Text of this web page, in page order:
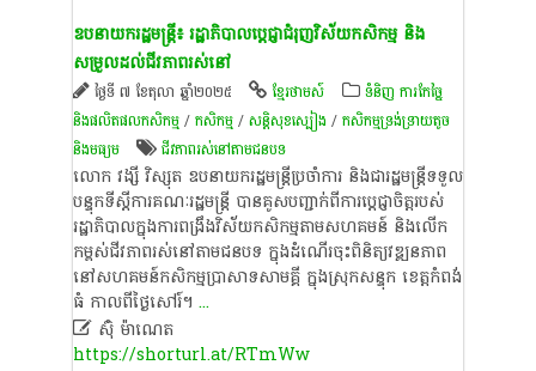
ឧបនាយករដ្ឋមន្រ្តី៖ រដ្ឋាភិបាលប្តេជ្ញាជំរុញវិស័យកសិកម្ម និង
សម្រួលដល់ជីវភាពរស់នៅ
ថ្ងៃទី ៧ ខែតុលា ឆ្នាំ២០២៥ ខ្មែរថាមស៍
ទំនិញ ការកែច្នៃ
និងផលិតផលកសិកម្ម/កសិកម្ម/សន្តិសុខស្បៀង /កសិកម្មទ្រង់ទ្រាយតូច
និងមធ្យម
ជីវភាពរស់នៅតាមជនបទ
លោក វង្សី វិស្សុត ឧបនាយករដ្ឋមន្ត្រីប្រចាំការ និងជារដ្ឋមន្ត្រីទទួល
បន្ទុកទីស្តីការគណៈរដ្ឋមន្ត្រី បានគូសបញ្ជាក់ពីការប្តេជ្ញាចិត្តរបស់
រដ្ឋាភិបាលក្នុងការពង្រឹងវិស័យកសិកម្មតាមសហគមន៍ និងលើក
កម្ពស់ជីវភាពរស់នៅតាមជនបទ ក្នុងដំណើរចុះពិនិត្យវឌ្ឍនភាព
នៅសហគមន៍កសិកម្មប្រាសាទសាមគ្គី ក្នុងស្រុកសន្ទុក ខេត្តកំពង់
ធំ កាលពីថ្ងៃសៅរ៍។ ...
ស៊ុំ ម៉ាណេត
https://shorturl.at/RTmWw